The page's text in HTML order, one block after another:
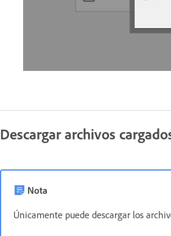
Descargar archivos
Nota
Únicamente puede descargar los